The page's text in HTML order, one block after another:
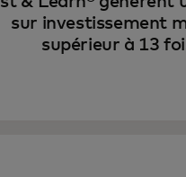
sur investissement
supérieur à 13